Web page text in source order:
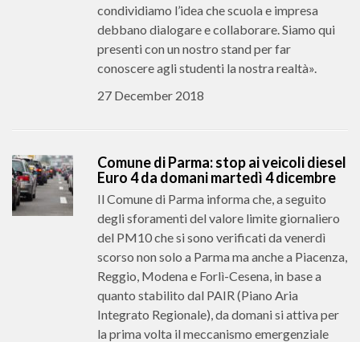
condividiamo l’idea che scuola e impresa
debbano dialogare e collaborare. Siamo qui
presenti con un nostro stand per far
conoscere agli studenti la nostra realtà».
27 December 2018
Comune di Parma: stop ai veicoli diesel
Euro 4 da domani martedì 4 dicembre
Il Comune di Parma informa che, a seguito
degli sforamenti del valore limite giornaliero
del PM10 che si sono verificati da venerdì
scorso non solo a Parma ma anche a Piacenza,
Reggio, Modena e Forlì-Cesena, in base a
quanto stabilito dal PAIR (Piano Aria
Integrato Regionale), da domani si attiva per
la prima volta il meccanismo emergenziale